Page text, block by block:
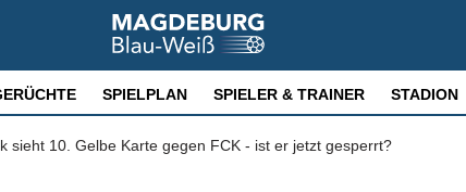
SPIELPLAN SPIELER & TRAINER STADION
sieht 10. Gelbe Karte gegen FCK - ist er jetzt gesperrt?